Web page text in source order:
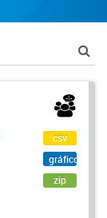
csv
gráfico
zip